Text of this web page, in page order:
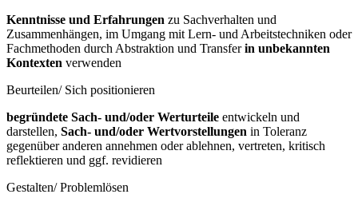
Kenntnisse und Erfahrungen zu Sachverhalten und
Zusammenhängen, im Umgang mit Lern- und Arbeitstechniken oder
Fachmethoden durch Abstraktion und Transferin unbekannten
Kontexten verwenden
Beurteilen/ Sich positionieren
begründete Sach- und/oder Werturteile entwickeln und
darstellen, Sach- und/oder Wertvorstellungen in Toleranz
gegenüber anderen annehmen oder ablehnen, vertreten, kritisch
reflektieren und ggf. revidieren
Gestalten/ Problemlösen